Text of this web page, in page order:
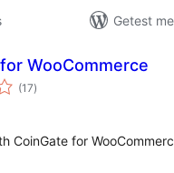
Getest
WooCommerce
(17totaal
waarderingen
)
CoinGate for